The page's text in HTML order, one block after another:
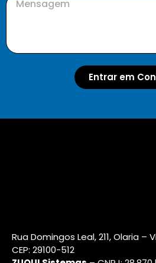
Entrar em
Rua Domingos Leal, 211, Olaria –
CEP: 29100-512